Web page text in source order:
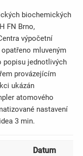
biochemických
FN Brno,
výpočetní
mluveným
popisu jednotlivých
provázejícím
ukázán
atomového
nastavení
3 min.
Datum